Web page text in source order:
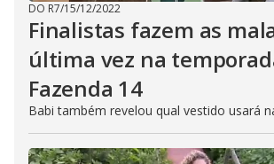
DO R7/15/12/2022
Finalistas fazem as
última vez na
Fazenda 14
Babi também revelou qual vestido usará